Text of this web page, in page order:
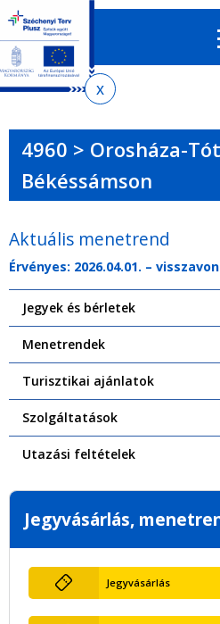
menetrendkeresőhöz
almenühöz
tartalomra
oldaltérképre
4960 > Orosháza-
Békéssámson
Aktuális menetrend
Érvényes: 2026.04.01. –
Jegyek és bérletek
Menetrendek
Turisztikai ajánlatok
Szolgáltatások
Utazási feltételek
Jegyvásárlás,
Jegyvásárlás